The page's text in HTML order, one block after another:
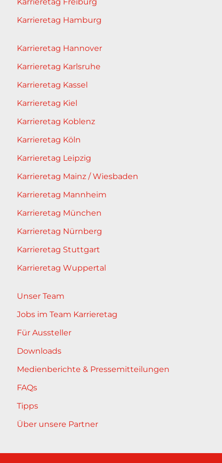
Karrieretag Hamburg
Karrieretag Hannover
Karrieretag Karlsruhe
Karrieretag Kassel
Karrieretag Kiel
Karrieretag Koblenz
Karrieretag Köln
Karrieretag Leipzig
Karrieretag Mainz / Wiesbaden
Karrieretag Mannheim
Karrieretag München
Karrieretag Nürnberg
Karrieretag Stuttgart
Karrieretag Wuppertal
Unser Team
Jobs im Team Karrieretag
Für Aussteller
Downloads
Medienberichte & Pressemitteilungen
FAQs
Tipps
Über unsere Partner